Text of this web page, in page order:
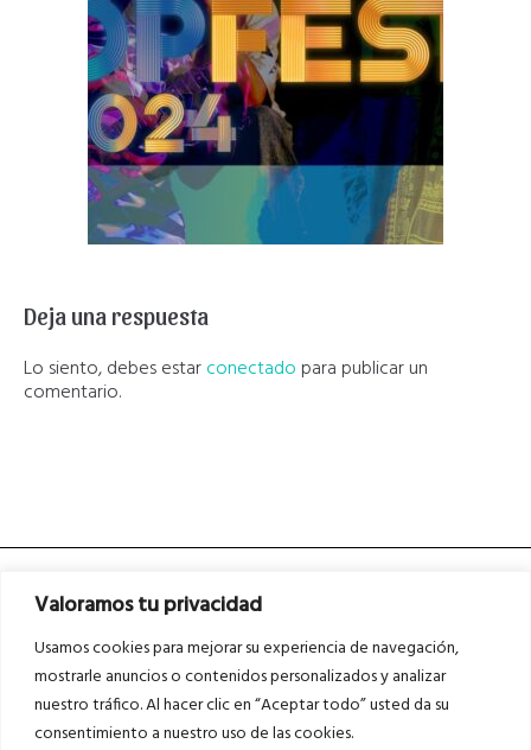
Valoramos tu privacidad
Usamos cookies para mejorar su experiencia de navegación,
mostrarle anuncios o contenidos personalizados y analizar
nuestro tráfico. Al hacer clic en “Aceptar todo” usted da su
consentimiento a nuestro uso de las cookies.
Deja una respuesta
Lo siento, debes estarconectado para publicar un
comentario.
Asociados a